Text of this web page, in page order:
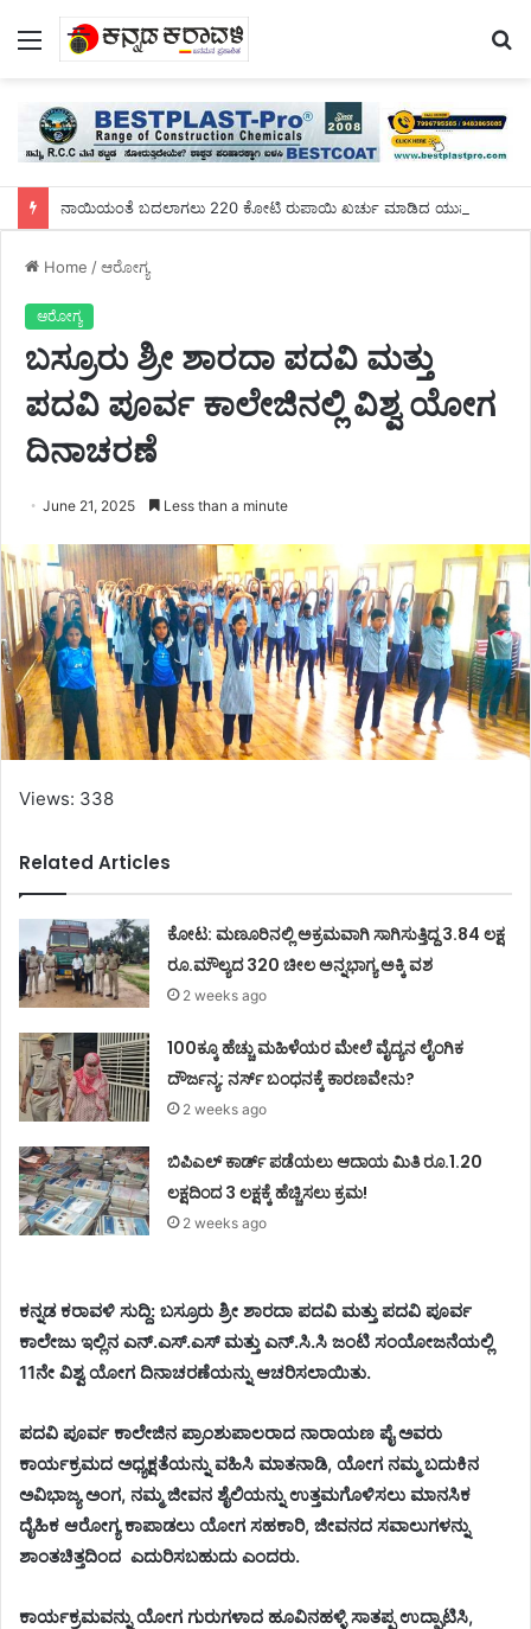
Menu
ನಾಯಿಯಂತೆ ಬದಲಾಗಲು 220 ಕೋಟಿ ರುಪಾಯಿ ಖರ್ಚು ಮಾಡಿದ ಯುವಕ!
Home /ಆರೋಗ್ಯ
ಆರೋಗ್ಯ
ಬಸ್ರೂರು ಶ್ರೀ ಶಾರದಾ ಪದವಿ ಮತ್ತು
ಪದವಿ ಪೂರ್ವ ಕಾಲೇಜಿನಲ್ಲಿ ವಿಶ್ವ ಯೋಗ
ದಿನಾಚರಣೆ
June 21, 2025 Less than a minute
Views: 338
Related Articles
ಕೋಟ: ಮಣೂರಿನಲ್ಲಿ ಅಕ್ರಮವಾಗಿ ಸಾಗಿಸುತ್ತಿದ್ದ 3.84 ಲಕ್ಷ
ರೂ.ಮೌಲ್ಯದ 320 ಚೀಲ ಅನ್ನಭಾಗ್ಯ ಅಕ್ಕಿ ವಶ
2 weeks ago
100ಕ್ಕೂ ಹೆಚ್ಚು ಮಹಿಳೆಯರ ಮೇಲೆ ವೈದ್ಯನ ಲೈಂಗಿಕ
ದೌರ್ಜನ್ಯ: ನರ್ಸ್‌ ಬಂಧನಕ್ಕೆ ಕಾರಣವೇನು?
2 weeks ago
ಬಿಪಿಎಲ್ ಕಾರ್ಡ್ ಪಡೆಯಲು ಆದಾಯ ಮಿತಿ ರೂ.1.20
ಲಕ್ಷದಿಂದ 3 ಲಕ್ಷಕ್ಕೆ ಹೆಚ್ಚಿಸಲು ಕ್ರಮ!
2 weeks ago
ಕನ್ನಡ ಕರಾವಳಿ ಸುದ್ದಿ: ಬಸ್ರೂರು ಶ್ರೀ ಶಾರದಾ ಪದವಿ ಮತ್ತು ಪದವಿ ಪೂರ್ವ
ಕಾಲೇಜು ಇಲ್ಲಿನ ಎನ್.ಎಸ್.ಎಸ್ ಮತ್ತು ಎನ್.ಸಿ.ಸಿ ಜಂಟಿ ಸಂಯೋಜನೆಯಲ್ಲಿ
11ನೇ ವಿಶ್ವ ಯೋಗ ದಿನಾಚರಣೆಯನ್ನು ಆಚರಿಸಲಾಯಿತು.
ಪದವಿ ಪೂರ್ವ ಕಾಲೇಜಿನ ಪ್ರಾಂಶುಪಾಲರಾದ ನಾರಾಯಣ ಪೈ ಅವರು
ಕಾರ್ಯಕ್ರಮದ ಅಧ್ಯಕ್ಷತೆಯನ್ನು ವಹಿಸಿ ಮಾತನಾಡಿ, ಯೋಗ ನಮ್ಮ ಬದುಕಿನ
ಅವಿಭಾಜ್ಯ ಅಂಗ, ನಮ್ಮ ಜೀವನ ಶೈಲಿಯನ್ನು ಉತ್ತಮಗೊಳಿಸಲು ಮಾನಸಿಕ
ದೈಹಿಕ ಆರೋಗ್ಯ ಕಾಪಾಡಲು ಯೋಗ ಸಹಕಾರಿ, ಜೀವನದ ಸವಾಲುಗಳನ್ನು
ಶಾಂತಚಿತ್ತದಿಂದ ಎದುರಿಸಬಹುದು ಎಂದರು.
ಕಾರ್ಯಕ್ರಮವನ್ನು ಯೋಗ ಗುರುಗಳಾದ ಹೂವಿನಹಳ್ಳಿ ಸಾತಪ್ಪ ಉದ್ಘಾಟಿಸಿ,